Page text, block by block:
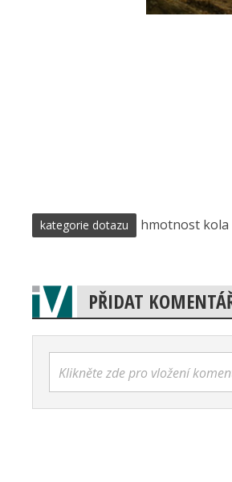
kategorie dotazu hmotnost kola
PŘIDAT
Klikněte zde pro vložení